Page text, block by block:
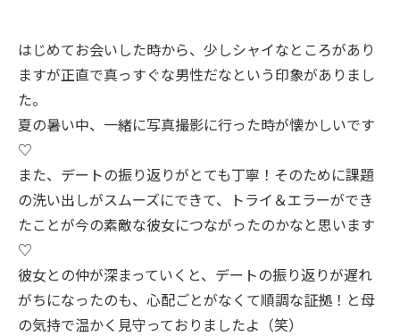
はじめてお会いした時から、少しシャイなところがあり
ますが正直で真っすぐな男性だなという印象がありまし
た。
夏の暑い中、一緒に写真撮影に行った時が懐かしいです
♡
また、デートの振り返りがとても丁寧！そのために課題
の洗い出しがスムーズにできて、トライ＆エラーができ
たことが今の素敵な彼女につながったのかなと思います
♡
彼女との仲が深まっていくと、デートの振り返りが遅れ
がちになったのも、心配ごとがなくて順調な証拠！と母
の気持で温かく見守っておりましたよ（笑）